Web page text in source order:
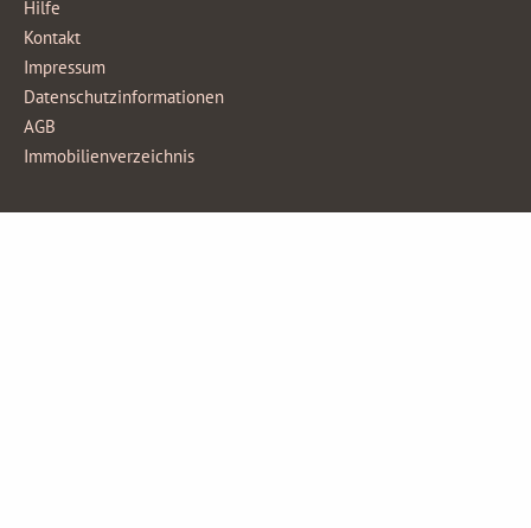
Hilfe
Kontakt
Impressum
Datenschutzinformationen
AGB
Immobilienverzeichnis